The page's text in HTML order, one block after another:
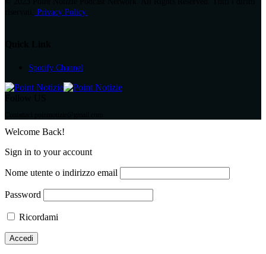
Privacy Policy.
Spotify Channel
Welcome Back!
Sign in to your account
Nome utente o indirizzo email
Password
Ricordami